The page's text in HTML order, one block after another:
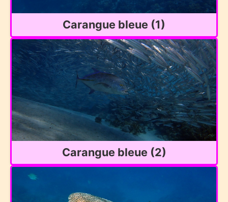
Carangue bleue (1)
Carangue bleue (2)